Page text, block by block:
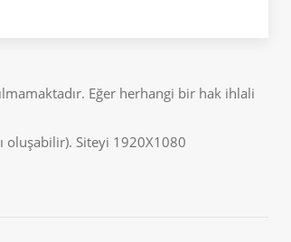
Eğer herhangi bir hak ihlali
oluşabilir). Siteyi 1920X1080